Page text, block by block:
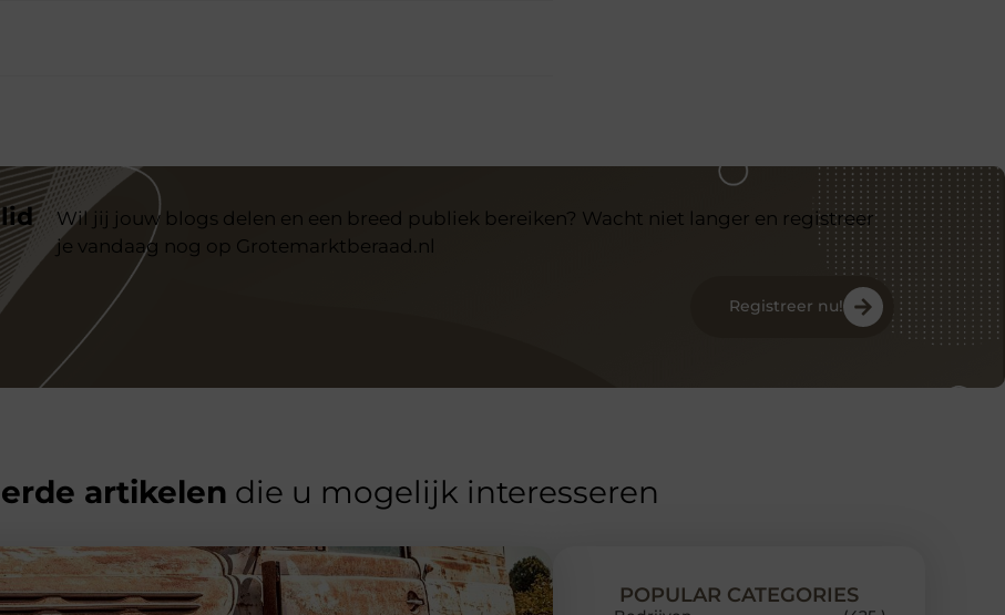
Wil jij jouw blogs delen en een breed publiek bereiken? Wacht niet langer en registreer
je vandaag nog op Grotemarktberaad.nl
Registreer nu!
artikelen die u mogelijk interesseren
POPULAR CATEGORIES